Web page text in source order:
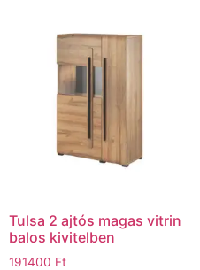
Tulsa 2 ajtós magas vitrin
balos kivitelben
191400 Ft